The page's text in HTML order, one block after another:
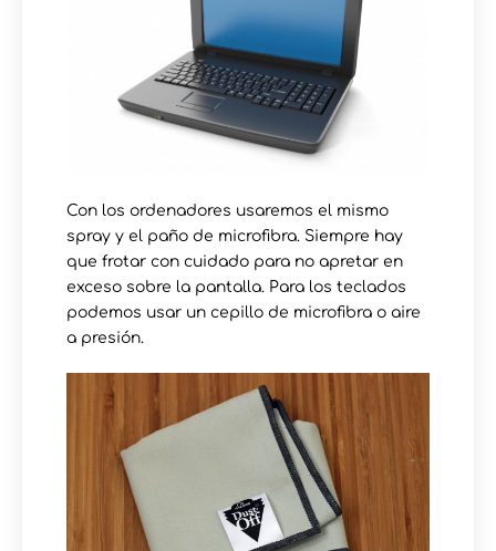
Con los ordenadores usaremos el mismo
spray y el paño de microfibra. Siempre hay
que frotar con cuidado para no apretar en
exceso sobre la pantalla. Para los teclados
podemos usar un cepillo de microfibra o aire
a presión.